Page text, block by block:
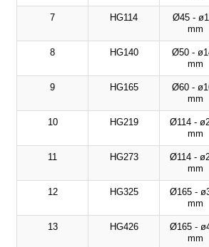
7 HG114
Ø45 -
mm
8 HG140
Ø50 -
mm
9 HG165
Ø60 -
mm
10 HG219
Ø114 -
mm
11 HG273
Ø114 -
mm
12 HG325
Ø165 -
mm
13 HG426
Ø165 -
mm